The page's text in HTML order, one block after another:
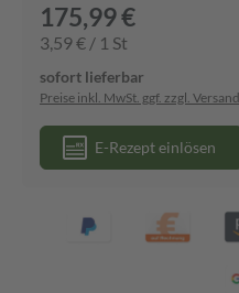
175,99 €
3,59 € / 1 St
sofort lieferbar
Preise inkl. MwSt. ggf. zzgl.
E-Rezept einlösen